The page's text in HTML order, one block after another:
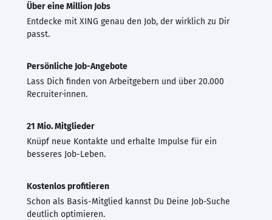
Über eine Million Jobs
Entdecke mit XING genau den Job, der wirklich zu Dir
passt.
Persönliche Job-Angebote
Lass Dich finden von Arbeitgebern und über 20.000
Recruiter·innen.
21 Mio. Mitglieder
Knüpf neue Kontakte und erhalte Impulse für ein
besseres Job-Leben.
Kostenlos profitieren
Schon als Basis-Mitglied kannst Du Deine Job-Suche
deutlich optimieren.